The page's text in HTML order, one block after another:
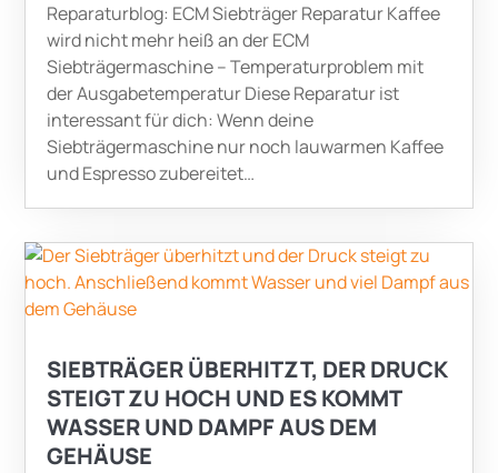
Reparaturblog: ECM Siebträger Reparatur Kaffee
wird nicht mehr heiß an der ECM
Siebträgermaschine – Temperaturproblem mit
der Ausgabetemperatur Diese Reparatur ist
interessant für dich: Wenn deine
Siebträgermaschine nur noch lauwarmen Kaffee
und Espresso zubereitet…
SIEBTRÄGER ÜBERHITZT, DER DRUCK
STEIGT ZU HOCH UND ES KOMMT
WASSER UND DAMPF AUS DEM
GEHÄUSE